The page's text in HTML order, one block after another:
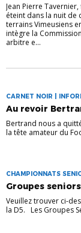
Jean Pierre
éteint dans la nuit de
terrains Vimeusiens
intègre la
arbitre e...
CARNET NOIR |
Au revoir
Bertrand nous a
la tête amateur du
CHAMPIONNATS
Groupes seniors
Veuillez trouver ci-
la D5. Les Groupes